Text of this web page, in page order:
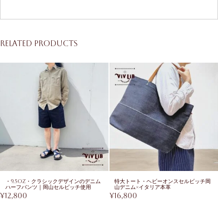
Related products
・9.5oz・クラシックデザインのデニム
ハーフパンツ｜岡山セルビッチ使用
¥12,800
特大トート・ヘビーオンスセルビッチ岡
山デニム×イタリア本革
¥16,800